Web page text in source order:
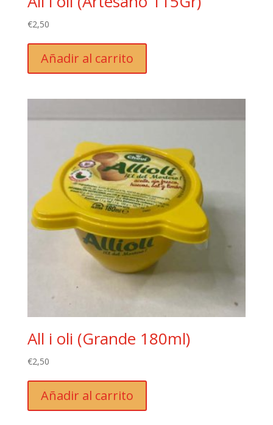
€2,50
Añadir al carrito
All i oli (Grande 180ml)
€2,50
Añadir al carrito